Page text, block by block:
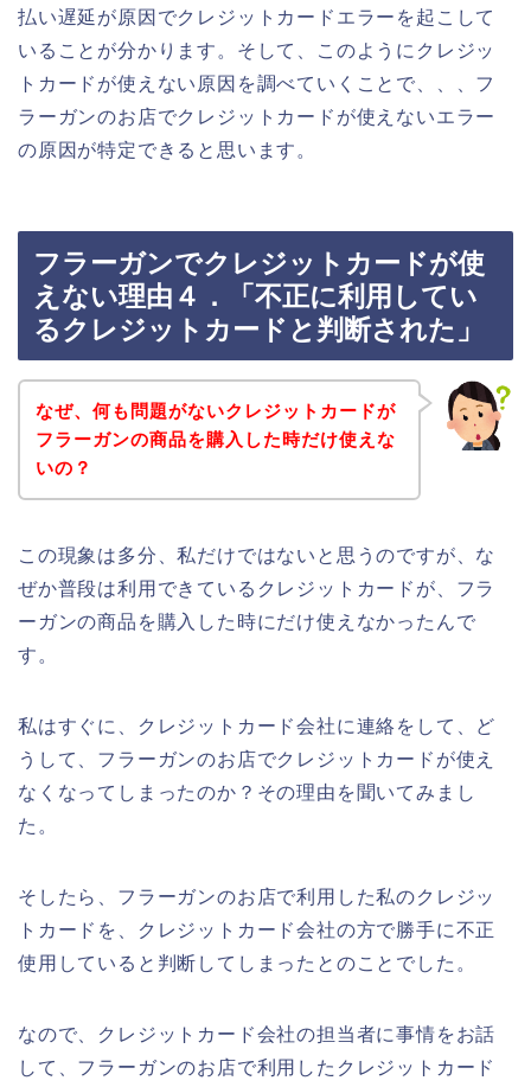
払い遅延が原因でクレジットカードエラーを起こして
いることが分かります。そして、このようにクレジッ
トカードが使えない原因を調べていくことで、、、フ
ラーガンのお店でクレジットカードが使えないエラー
の原因が特定できると思います。
フラーガンでクレジットカードが使
えない理由４．「不正に利用してい
るクレジットカードと判断された」
なぜ、何も問題がないクレジットカードが
フラーガンの商品を購入した時だけ使えな
いの？
この現象は多分、私だけではないと思うのですが、な
ぜか普段は利用できているクレジットカードが、フラ
ーガンの商品を購入した時にだけ使えなかったんで
す。
私はすぐに、クレジットカード会社に連絡をして、ど
うして、フラーガンのお店でクレジットカードが使え
なくなってしまったのか？その理由を聞いてみまし
た。
そしたら、フラーガンのお店で利用した私のクレジッ
トカードを、クレジットカード会社の方で勝手に不正
使用していると判断してしまったとのことでした。
なので、クレジットカード会社の担当者に事情をお話
して、フラーガンのお店で利用したクレジットカード